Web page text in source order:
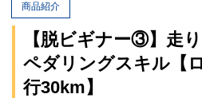
商品紹介
【脱ビギナー③】走
ペダリングスキル【
行30km】